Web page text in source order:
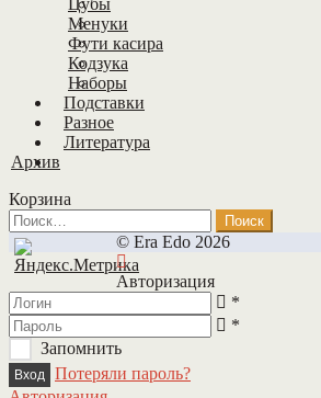
Цубы
Менуки
Фути касира
Кодзука
Наборы
Подставки
Разное
Литература
Архив
Корзина
Найти:
© Era Edo 2026
Авторизация
*
*
Запомнить
Потеряли пароль?